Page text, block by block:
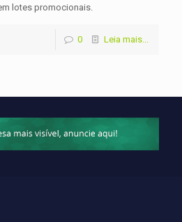
lotes promocionais.
0 Leia mais...